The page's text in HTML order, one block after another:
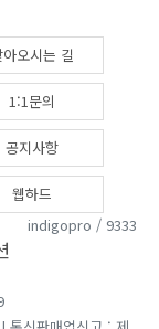
아오시는 길
1:1문의
공지사항
웹하드
indigopro / 9333